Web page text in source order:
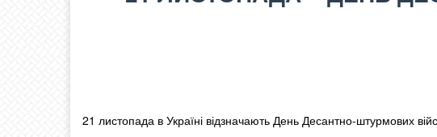
21 листопада в Україні відзначають День Десантно-штурмових